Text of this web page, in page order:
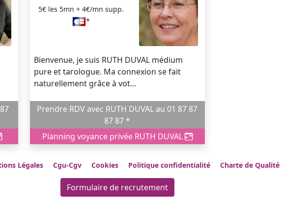
5€ les 5mn + 4€/mn supp.
*
Bienvenue, je suis RUTH DUVAL médium
pure et tarologue. Ma connexion se fait
naturellement grâce à vot...
Prendre RDV avec RUTH DUVAL au 01 87 87
87 87 *
Planning voyance privée RUTH DUVAL
Légales Cgu-Cgv Cookies Politique confidentialité Charte de Qualité
Formulaire de recrutement